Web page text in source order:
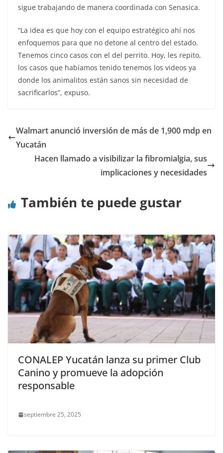
sigue trabajando de manera coordinada con Senasica.
“La idea es que hoy con el equipo estratégico ahí nos
enfoquemos para que no detone al centro del estado.
Tenemos cinco casos con el del perrito. Hoy, les repito,
los casos que habíamos tenido tenemos los videos ya
donde los animalitos están sanos sin necesidad de
sacrificarlos”, expuso.
Walmart anunció inversión de más de 1,900 mdp en
Yucatán
Hacen llamado a visibilizar la fibromialgia, sus
implicaciones y necesidades
También te puede gustar
CONALEP Yucatán lanza su primer Club
Canino y promueve la adopción
responsable
septiembre 25, 2025